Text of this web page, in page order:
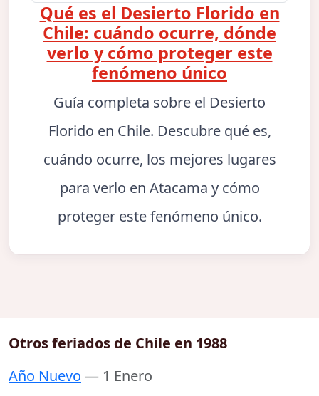
Qué es el Desierto Florido en
Chile: cuándo ocurre, dónde
verlo y cómo proteger este
fenómeno único
Guía completa sobre el Desierto
Florido en Chile. Descubre qué es,
cuándo ocurre, los mejores lugares
para verlo en Atacama y cómo
proteger este fenómeno único.
Otros feriados de Chile en 1988
Año Nuevo — 1 Enero